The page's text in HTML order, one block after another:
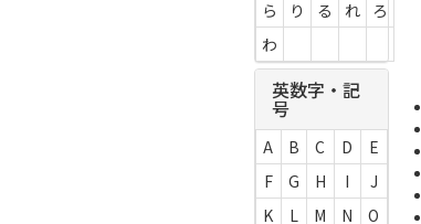
ら
り る れ
ろ
わ
英数字・記
号
A B C D
E
F
G H I
J
K
L M N
O